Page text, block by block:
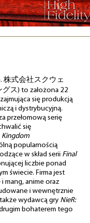
株式会社スクウェ
ス) to założona 22
się produkcją
i dystrybucyjną.
przełomową serię
się
Kingdom
popularnością
w skład serii Final
liczbie ponad
świecie. Firma jest
mang, anime oraz
i wewnętrznie
wydawcą gry NieR:
bohaterem tego